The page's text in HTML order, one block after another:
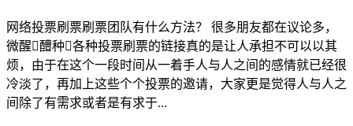
网络投票刷票刷票团队有什么方法？ 很多朋友都在议论多，
微醒醴种各种投票刷票的链接真的是让人承担不可以以其
烦，由于在这个一段时间从一着手人与人之间的感情就已经很
冷淡了，再加上这些个个投票的邀请，大家更是觉得人与人之
间除了有需求或者是有求于...